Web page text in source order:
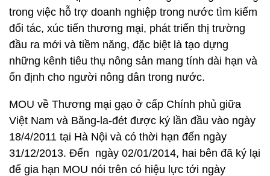
trong việc hỗ trợ doanh nghiệp trong nước tìm kiếm
đối tác, xúc tiến thương mại, phát triển thị trường
đầu ra mới và tiềm năng, đặc biệt là tạo dựng
những kênh tiêu thụ nông sản mang tính dài hạn và
ổn định cho người nông dân trong nước.
MOU về Thương mại gạo ở cấp Chính phủ giữa
Việt Nam và Băng-la-đét được ký lần đầu vào ngày
18/4/2011 tại Hà Nội và có thời hạn đến ngày
31/12/2013. Đến ngày 02/01/2014, hai bên đã ký lại
để gia hạn MOU nói trên có hiệu lực tới ngày